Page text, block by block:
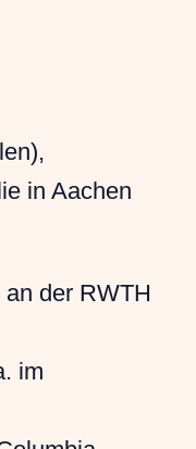
in Aachen
der RWTH
im